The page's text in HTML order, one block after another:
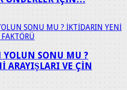
YOLUN SONU MU ?
ARAYIŞLARI VE ÇİN